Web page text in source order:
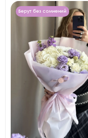
Берут без сомнений